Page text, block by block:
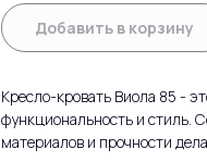
Добавить в корзину
Кресло-кровать Виола 85 -
функциональность и стиль.
материалов и прочности